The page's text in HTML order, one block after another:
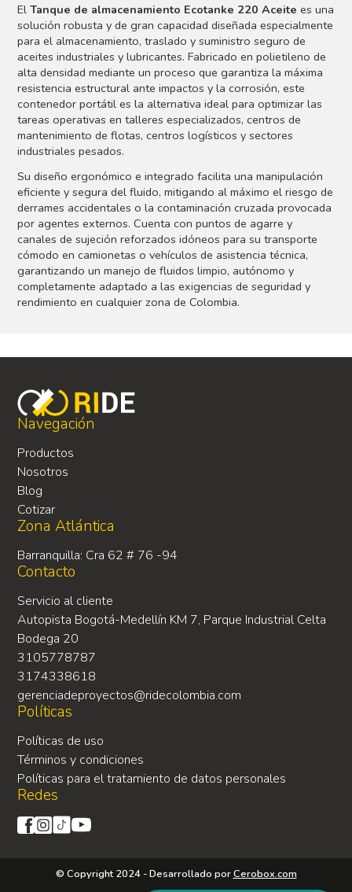
ElTanque de almacenamiento Ecotanke 220 Aceite es una
solución robusta y de gran capacidad diseñada especialmente
para el almacenamiento, traslado y suministro seguro de
aceites industriales y lubricantes. Fabricado en polietileno de
alta densidad mediante un proceso que garantiza la máxima
resistencia estructural ante impactos y la corrosión, este
contenedor portátil es la alternativa ideal para optimizar las
tareas operativas en talleres especializados, centros de
mantenimiento de flotas, centros logísticos y sectores
industriales pesados.
Su diseño ergonómico e integrado facilita una manipulación
eficiente y segura del fluido, mitigando al máximo el riesgo de
derrames accidentales o la contaminación cruzada provocada
por agentes externos. Cuenta con puntos de agarre y
canales de sujeción reforzados idóneos para su transporte
cómodo en camionetas o vehículos de asistencia técnica,
garantizando un manejo de fluidos limpio, autónomo y
completamente adaptado a las exigencias de seguridad y
rendimiento en cualquier zona de Colombia.
Navegación
Productos
Nosotros
Blog
Cotizar
Zona Atlántica
Barranquilla: Cra 62 # 76 -94
Contacto
Servicio al cliente
Autopista Bogotá-Medellín KM 7, Parque Industrial Celta
Bodega 20
3105778787
3174338618
gerenciadeproyectos@ridecolombia.com
Políticas
Políticas de uso
Términos y condiciones
Políticas para el tratamiento de datos personales
Redes
© Copyright 2024 - Desarrollado porCerobox.com